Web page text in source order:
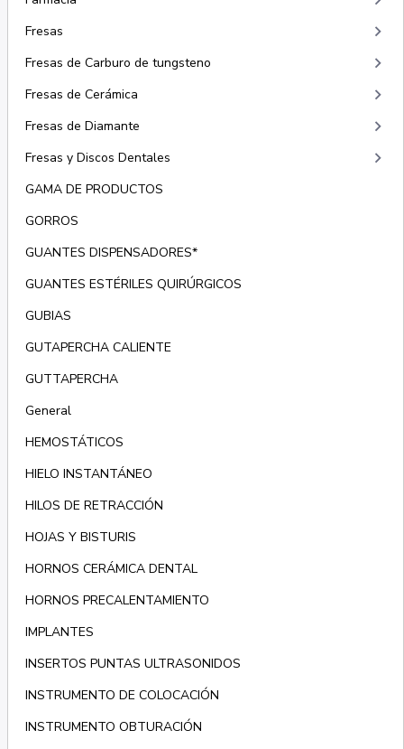
Fresas keyboard_arrow_right
Fresas de Carburo de tungsteno keyboard_arrow_right
Fresas de Cerámica keyboard_arrow_right
Fresas de Diamante keyboard_arrow_right
Fresas y Discos Dentales keyboard_arrow_right
GAMA DE PRODUCTOS
GORROS
GUANTES DISPENSADORES*
GUANTES ESTÉRILES QUIRÚRGICOS
GUBIAS
GUTAPERCHA CALIENTE
GUTTAPERCHA
General
HEMOSTÁTICOS
HIELO INSTANTÁNEO
HILOS DE RETRACCIÓN
HOJAS Y BISTURIS
HORNOS CERÁMICA DENTAL
HORNOS PRECALENTAMIENTO
IMPLANTES
INSERTOS PUNTAS ULTRASONIDOS
INSTRUMENTO DE COLOCACIÓN
INSTRUMENTO OBTURACIÓN